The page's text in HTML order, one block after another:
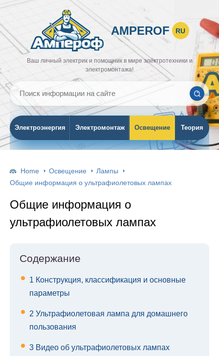
AMPEROF RU
Ваш личный электрик и помощник в мире электротехники и
электромонтажа!
Электроэнергия Электромонтаж Освещение Теория
Home Освещение
Лампы
Общие информация о ультрафиолетовых лампах
Общие информация о
ультрафиолетовых лампах
Содержание
1 Конструкция, классификация и основные
параметры
2 Ультрафиолетовая лампа для домашнего
пользования
3 Видео об ультрафиолетовых лампах